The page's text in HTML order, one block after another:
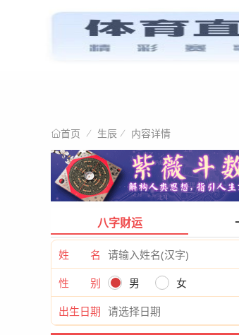
首页
首页 生辰 内容详情
八字财运
姓 名
性 别
男
女
出生日期